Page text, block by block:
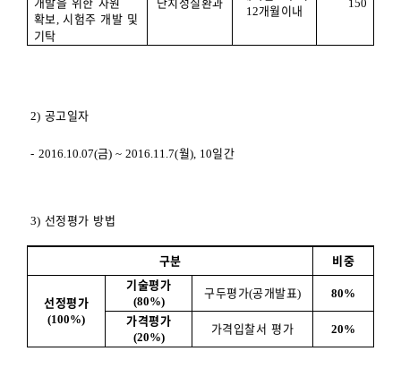
확보, 시험주 개발 및
기탁
12개월이내 150
2) 공고일자
- 2016.10.07(금) ~ 2016.11.7(월), 10일간
3) 선정평가 방법
구분 비중
선정평가
(100%)
기술평가
(80%)
구두평가(공개발표) 80%
가격평가
(20%)
가격입찰서 평가 20%